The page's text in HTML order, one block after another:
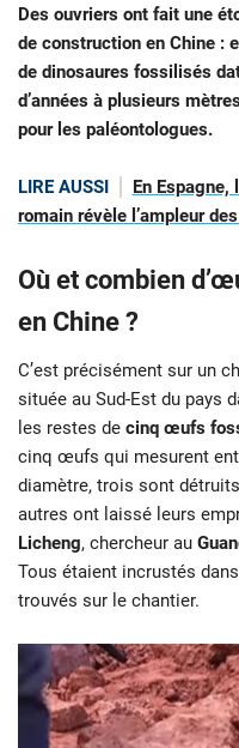
Des ouvriers ont fait une
de construction en Chine :
de dinosaures fossilisés
d’années à plusieurs
pour les paléontologues.
LIRE AUSSI
En Espagne,
romain révèle l’ampleur
Où et combien
en Chine ?
C’est précisément sur un
située au Sud-Est du pays
les restes de cinq œufs
cinq œufs qui mesurent
diamètre, trois sont
autres ont laissé leurs
Licheng, chercheur au
Tous étaient incrustés
trouvés sur le chantier.